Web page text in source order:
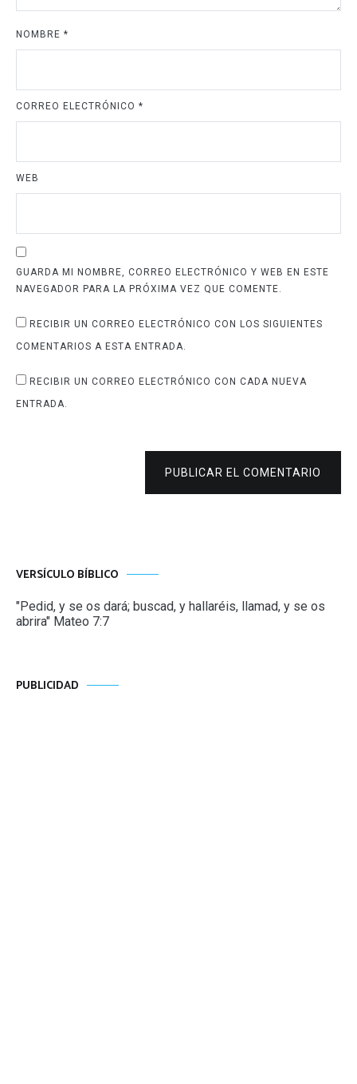
NOMBRE *
CORREO ELECTRÓNICO *
WEB
GUARDA MI NOMBRE, CORREO ELECTRÓNICO Y WEB EN ESTE
NAVEGADOR PARA LA PRÓXIMA VEZ QUE COMENTE.
RECIBIR UN CORREO ELECTRÓNICO CON LOS SIGUIENTES
COMENTARIOS A ESTA ENTRADA.
RECIBIR UN CORREO ELECTRÓNICO CON CADA NUEVA
ENTRADA.
PUBLICAR EL COMENTARIO
VERSÍCULO BÍBLICO
"Pedid, y se os dará; buscad, y hallaréis, llamad, y se os
abrira" Mateo 7:7
PUBLICIDAD